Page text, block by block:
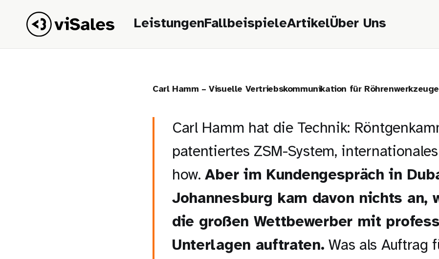
LeistungenFallbeispieleArtikelÜber Uns
Carl Hamm – Visuelle Vertriebskommunikation für Röhrenwerkzeuge
Carl Hamm hat die Technik:
patentiertes ZSM-System,
how.Aber im Kundengespräch in
Johannesburg kam davon nichts an,
die großen Wettbewerber mit
Unterlagen auftraten. Was als Auftrag